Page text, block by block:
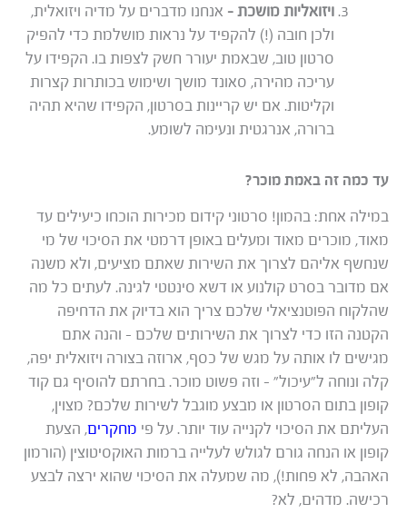
ויזואליות מושכת – אנחנו מדברים על מדיה ויזואלית,
ולכן חובה (!) להקפיד על נראות מושלמת כדי להפיק
סרטון טוב, שבאמת יעורר חשק לצפות בו. הקפידו על
עריכה מהירה, סאונד מושך ושימוש בכותרות קצרות
וקליטות. אם יש קריינות בסרטון, הקפידו שהיא תהיה
ברורה, אנרגטית ונעימה לשומע.
עד כמה זה באמת מוכר?
במילה אחת: בהמון! סרטוני קידום מכירות הוכחו כיעילים עד
מאוד, מוכרים מאוד ומעלים באופן דרמטי את הסיכוי של מי
שנחשף אליהם לצרוך את השירות שאתם מציעים, ולא משנה
אם מדובר בסרט קולנוע או דשא סינטטי לגינה. לעתים כל מה
שהלקוח הפוטנציאלי שלכם צריך הוא בדיוק את הדחיפה
הקטנה הזו כדי לצרוך את השירותים שלכם – והנה אתם
מגישים לו אותה על מגש של כסף, ארוזה בצורה ויזואלית יפה,
קלה ונוחה ל”עיכול” – וזה פשוט מוכר. בחרתם להוסיף גם קוד
קופון בתום הסרטון או מבצע מוגבל לשירות שלכם? מצוין,
העליתם את הסיכוי לקנייה עוד יותר. על פי מחקרים, הצעת
קופון או הנחה גורם לגולש לעלייה ברמות האוקסיטוצין (הורמון
האהבה, לא פחות!), מה שמעלה את הסיכוי שהוא ירצה לבצע
רכישה. מדהים, לא?